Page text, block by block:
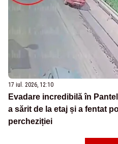
17 iul. 2026, 12:10
Evadare incredibilă în
a sărit de la etaj și a fentat
percheziției